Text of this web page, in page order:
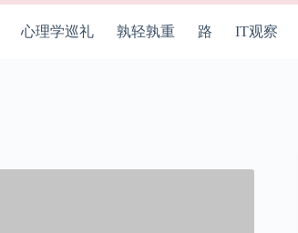
心理学巡礼 孰轻孰重 路 IT观察